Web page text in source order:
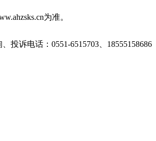
为准。
、投诉电话：0551-6515703、18555158686